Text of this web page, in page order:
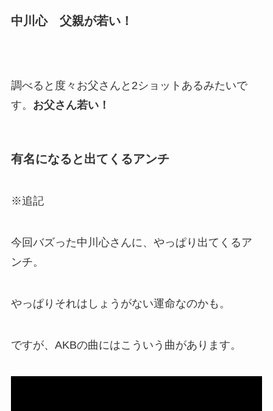
中川心 父親が若い！
調べると度々お父さんと2ショットあるみたいで
す。 お父さん若い！
有名になると出てくるアンチ
※追記
今回バズった中川心さんに、 やっぱり出てくるア
ンチ。
やっぱりそれはしょうがない運命なのかも。
ですが、AKBの曲にはこういう曲があります。